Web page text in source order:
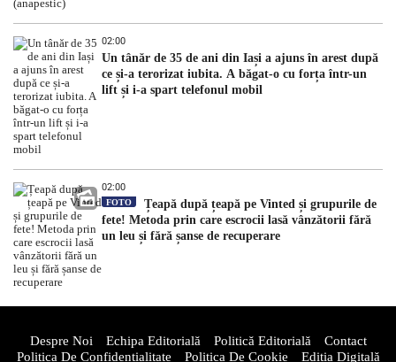
02:00
Un tânăr de 35 de ani din Iași a ajuns în arest după
ce și-a terorizat iubita. A băgat-o cu forța într-un
lift și i-a spart telefonul mobil
02:00
FOTO
Țeapă după țeapă pe Vinted și grupurile de
fete! Metoda prin care escrocii lasă vânzătorii fără
un leu și fără șanse de recuperare
Despre Noi Echipa Editorială Politică Editorială
Contact
Politica De Confidentialitate
Politica De Cookie Ediția Digitală